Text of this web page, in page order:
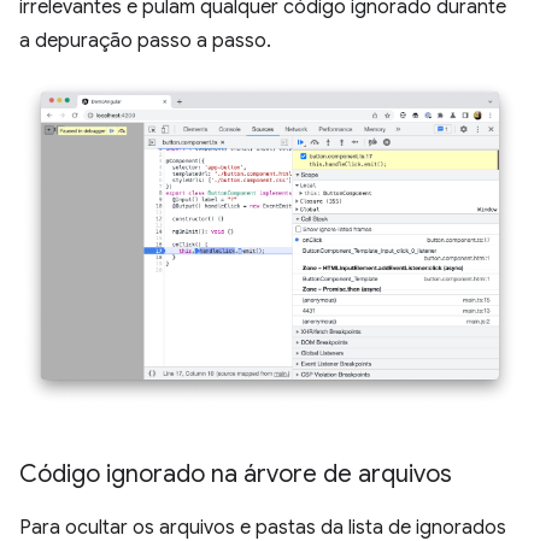
irrelevantes e pulam qualquer código ignorado durante
a depuração passo a passo.
Código ignorado na árvore de arquivos
Para ocultar os arquivos e pastas da lista de ignorados